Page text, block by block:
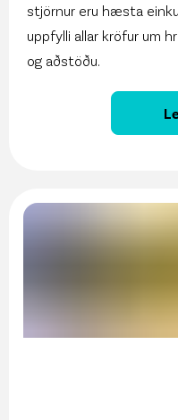
stjörnur eru hæsta
uppfylli allar kröfur um
og aðstöðu.